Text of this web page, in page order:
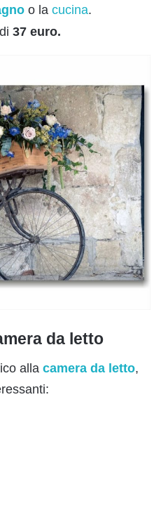
o la cucina.
37 euro.
da letto
alla camera da letto,